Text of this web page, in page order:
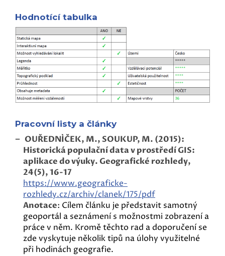
Hodnotící tabulka
Pracovní listy a články
OUŘEDNÍČEK, M., SOUKUP, M. (2015):
Historická populační data v prostředí GIS:
aplikace do výuky. Geografické rozhledy,
24(5), 16-17
https://www.geograficke-
rozhledy.cz/archiv/clanek/175/pdf
Anotace: Cílem článku je představit samotný
geoportál a seznámení s možnostmi zobrazení a
práce v něm. Kromě těchto rad a doporučení se
zde vyskytuje několik tipů na úlohy využitelné
při hodinách geografie.